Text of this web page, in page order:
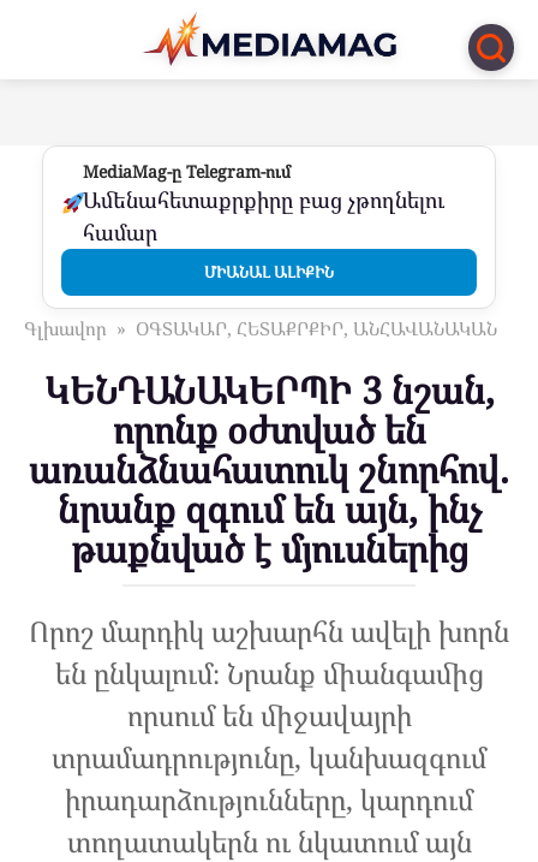
Перейти
контенту
MediaMag-ը Telegram-ում
Ամենահետաքրքիրը բաց չթողնելու
համար
ՄԻԱՆԱԼ ԱԼԻՔԻՆ
Գլխավոր » ՕԳՏԱԿԱՐ, ՀԵՏԱՔՐՔԻՐ, ԱՆՀԱՎԱՆԱԿԱՆ
ԿԵՆԴԱՆԱԿԵՐՊԻ 3 նշան,
որոնք օժտված են
առանձնահատուկ շնորհով.
նրանք զգում են այն, ինչ
թաքնված է մյուսներից
Որոշ մարդիկ աշխարհն ավելի խորն
են ընկալում։ Նրանք միանգամից
որսում են միջավայրի
տրամադրությունը, կանխազգում
իրադարձությունները, կարդում
տողատակերն ու նկատում այն